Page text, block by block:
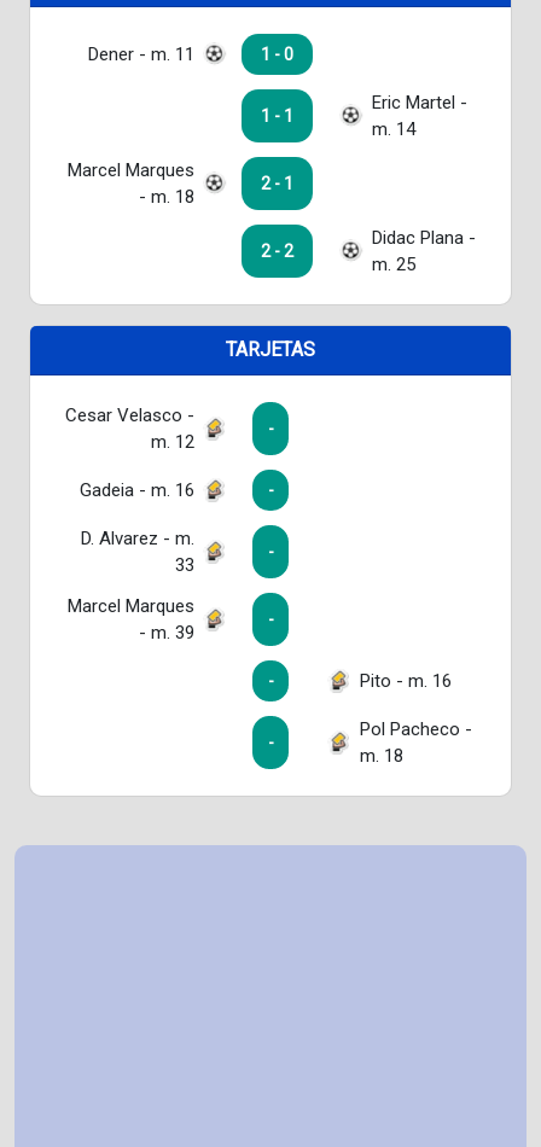
Dener - m. 11 1 - 0
1 - 1
Eric Martel -
m. 14
Marcel Marques
- m. 18
2 - 1
2 - 2
Didac Plana -
m. 25
TARJETAS
Cesar Velasco -
m. 12
-
Gadeia - m. 16 -
D. Alvarez - m.
33
-
Marcel Marques
- m. 39
-
- Pito - m. 16
-
Pol Pacheco -
m. 18